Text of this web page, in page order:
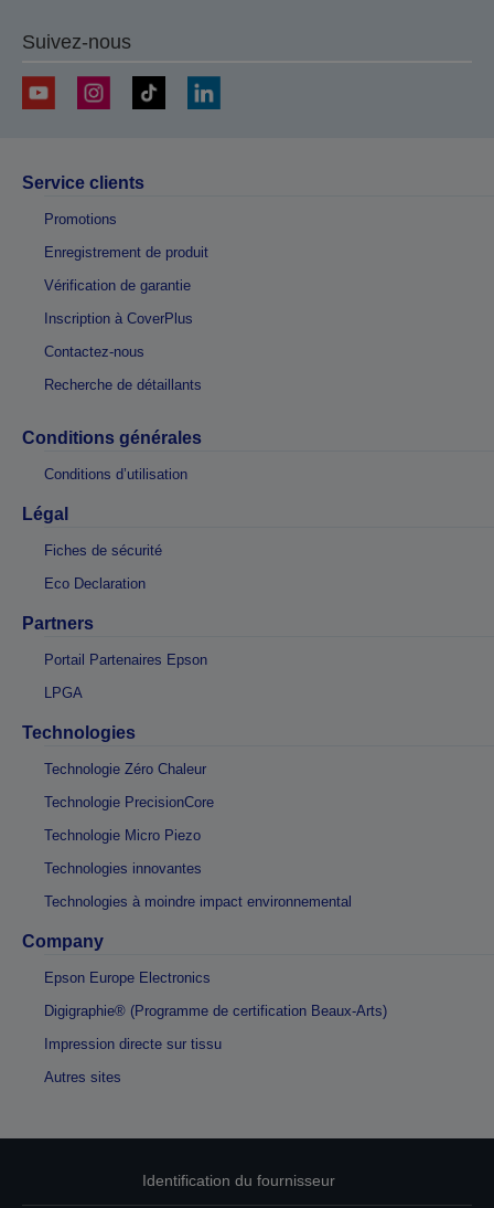
Suivez-nous
Service clients
Promotions
Enregistrement de produit
Vérification de garantie
Inscription à CoverPlus
Contactez-nous
Recherche de détaillants
Conditions générales
Conditions d’utilisation
Légal
Fiches de sécurité
Eco Declaration
Partners
Portail Partenaires Epson
LPGA
Technologies
Technologie Zéro Chaleur
Technologie PrecisionCore
Technologie Micro Piezo
Technologies innovantes
Technologies à moindre impact environnemental
Company
Epson Europe Electronics
Digigraphie® (Programme de certification Beaux-Arts)
Impression directe sur tissu
Autres sites
Identification du fournisseur